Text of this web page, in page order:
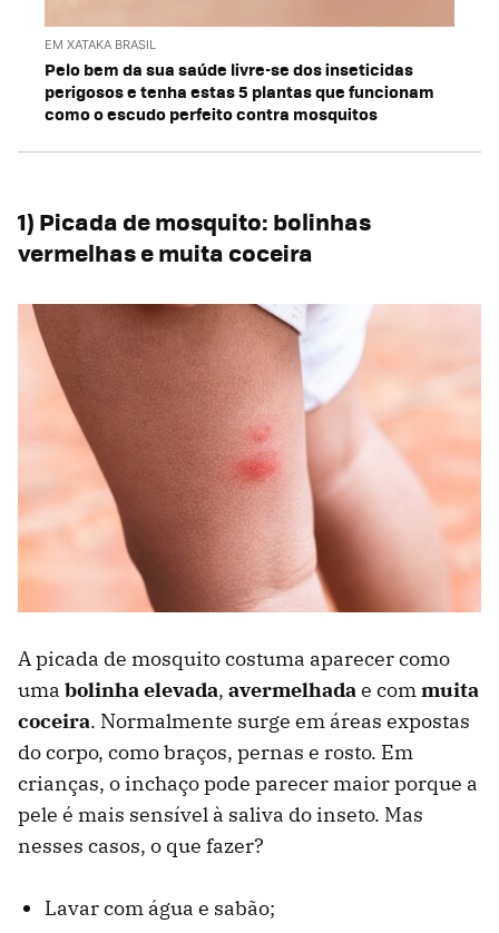
EM XATAKA BRASIL
Pelo bem da sua saúde livre-se dos inseticidas
perigosos e tenha estas 5 plantas que funcionam
como o escudo perfeito contra mosquitos
1) Picada de mosquito: bolinhas
vermelhas e muita coceira
A picada de mosquito costuma aparecer como
uma bolinha elevada, avermelhadae commuita
coceira. Normalmente surge em áreas expostas
do corpo, como braços, pernas e rosto. Em
crianças, o inchaço pode parecer maior porque a
pele é mais sensível à saliva do inseto. Mas
nesses casos, o que fazer?
Lavar com água e sabão;